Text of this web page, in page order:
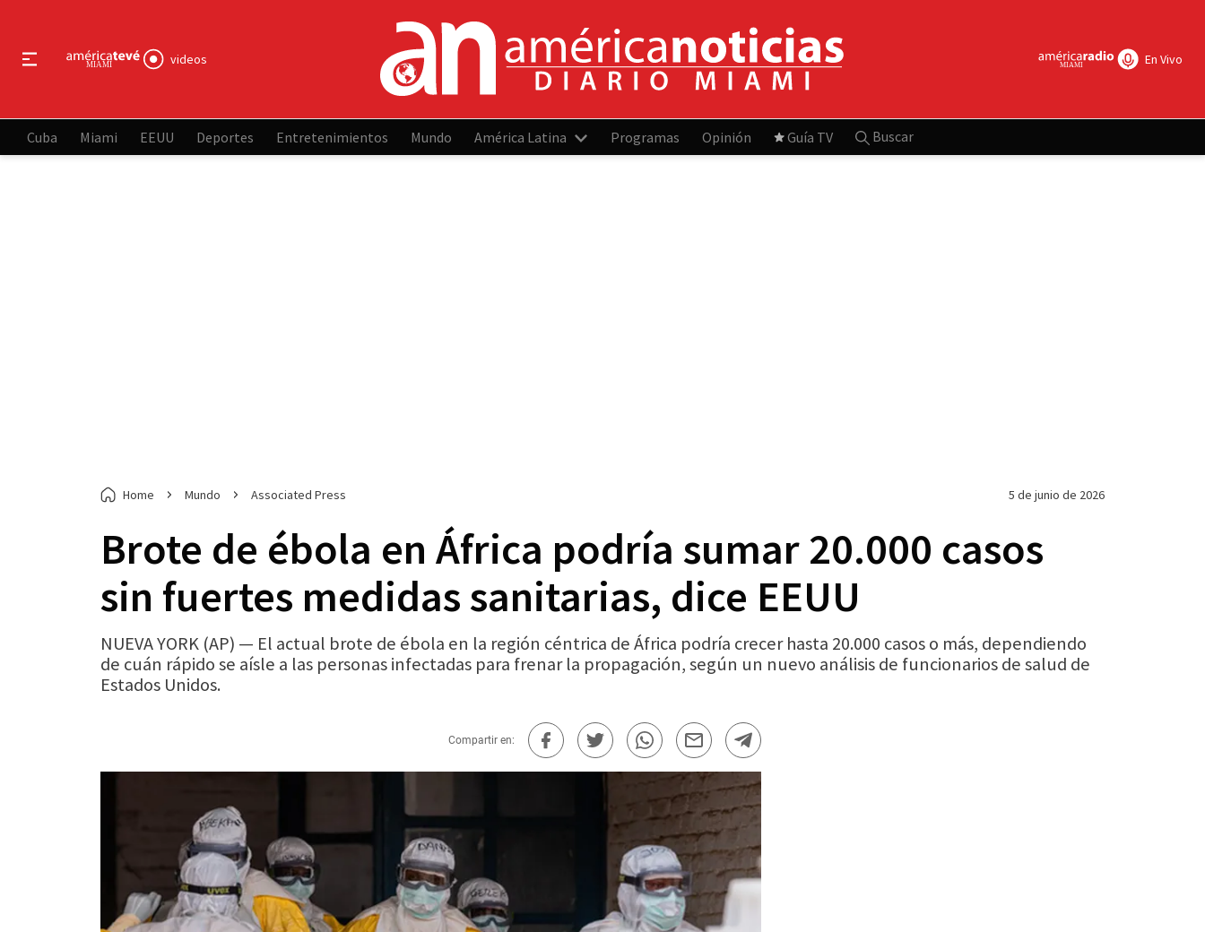
videos En Vivo
Cuba Miami EEUU Deportes Entretenimientos Mundo América Latina Programas Opinión Guía TV Buscar
Home Mundo Associated Press 5 de junio de 2026
Brote de ébola en África podría sumar 20.000 casos
sin fuertes medidas sanitarias, dice EEUU
NUEVA YORK (AP) — El actual brote de ébola en la región céntrica de África podría crecer hasta 20.000 casos o más, dependiendo
de cuán rápido se aísle a las personas infectadas para frenar la propagación, según un nuevo análisis de funcionarios de salud de
Estados Unidos.
Compartir en: